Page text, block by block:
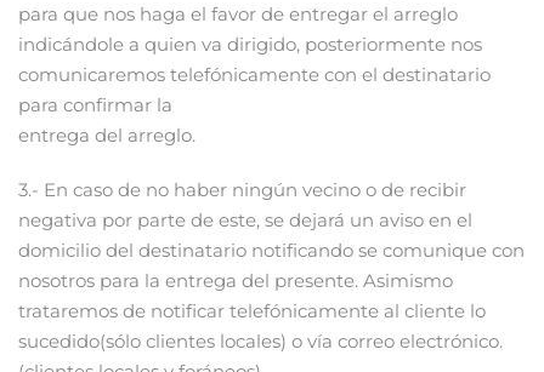
para que nos haga el favor de entregar el arreglo
indicándole a quien va dirigido, posteriormente nos
comunicaremos telefónicamente con el destinatario
para confirmar la
entrega del arreglo.
3.- En caso de no haber ningún vecino o de recibir
negativa por parte de este, se dejará un aviso en el
domicilio del destinatario notificando se comunique con
nosotros para la entrega del presente. Asimismo
trataremos de notificar telefónicamente al cliente lo
sucedido(sólo clientes locales) o vía correo electrónico.